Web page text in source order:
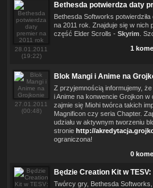
28.01.2011
(19:22)
Bethesda potwierdza daty
Bethesda Softworks
na 2011 rok. Znajduje się w nich
część Elder Scrolls - Skyrim .
1
27.01.2011
(00:48)
Blok Mangi i Anime na
Z przyjemnością informujemy,
i Anime na konwencie Grojkon w
zajmie się Miohi twórca takich
Magnificon czy seria Chapter.
udziału w aktywnym tworzeniu
stronie http://
ograniczona!
0
Będzie Creation Kit w
Twórcy gry, Bethesda